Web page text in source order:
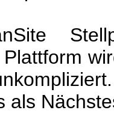
als